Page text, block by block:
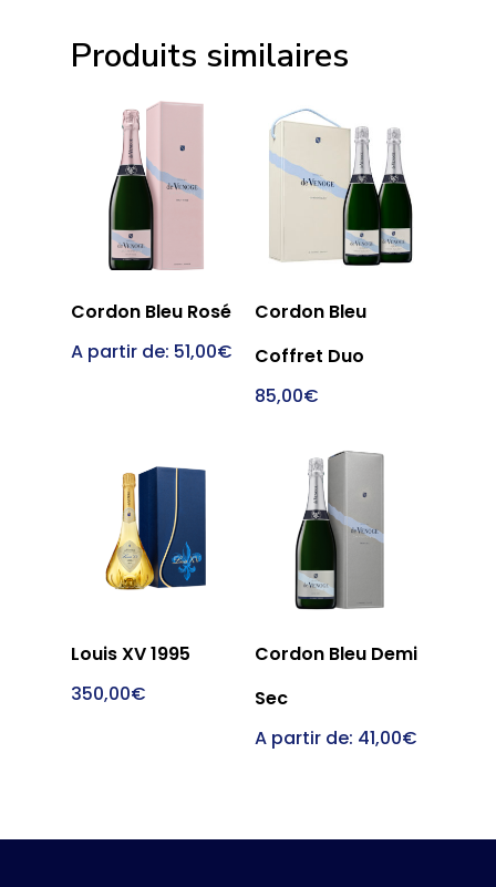
Produits similaires
Options
Cordon Bleu Rosé
A partir de: 51,00€
Ajouter Au
Panier
Cordon Bleu
Coffret Duo
85,00€
Ajouter Au
Panier
Louis XV 1995
350,00€
Options
Cordon Bleu Demi
Sec
A partir de: 41,00€
Gamme
Gamme Louis
Coffrets
Accessoires
Wow Look At This!
This is an optional, highly
customizable off canvas